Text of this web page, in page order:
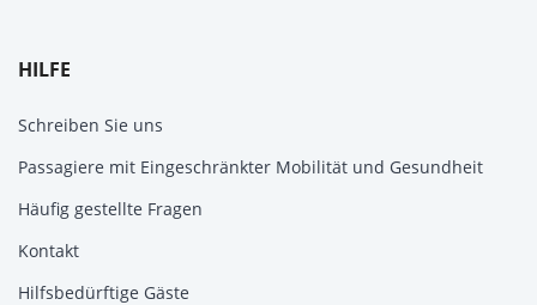
HILFE
Schreiben Sie uns
Passagiere mit Eingeschränkter Mobilität und Gesundheit
Häufig gestellte Fragen
Kontakt
Hilfsbedürftige Gäste